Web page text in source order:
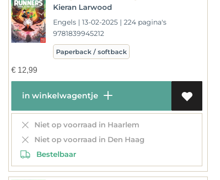
Kieran Larwood
Engels | 13-02-2025 | 224 pagina's
9781839945212
Paperback / softback
€12,99
in winkelwagentje
Niet op voorraad in Haarlem
Niet op voorraad in Den Haag
Bestelbaar